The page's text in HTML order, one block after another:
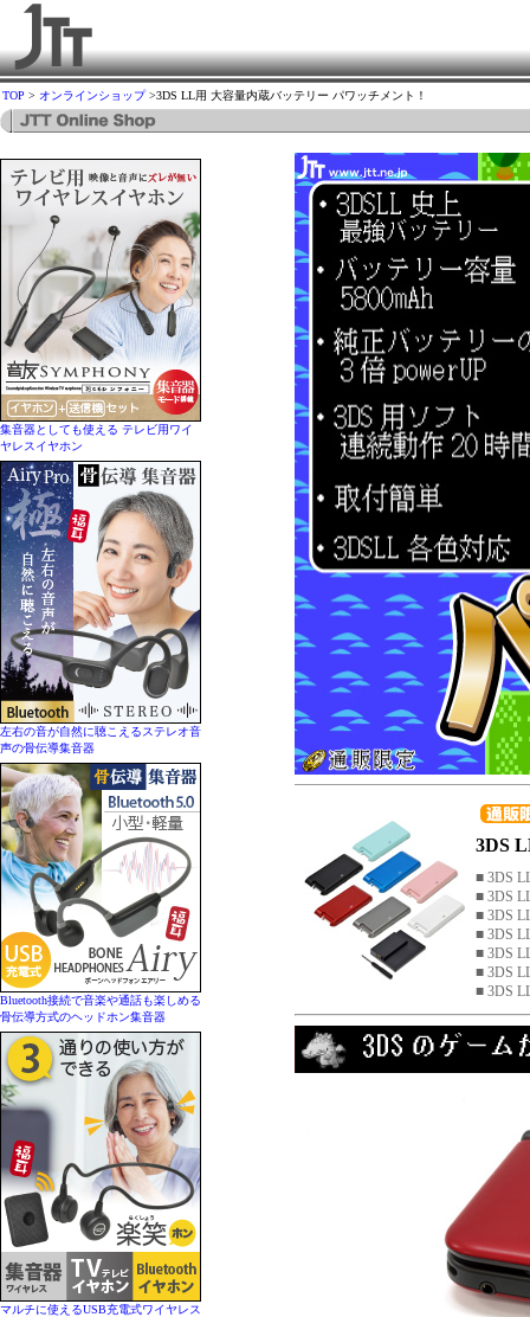
TOP > オンラインショップ>3DS LL用 大容量内蔵バッテリー パワッチメント！
集音器としても使える テレビ用ワイ
ヤレスイヤホン
左右の音が自然に聴こえるステレオ音
声の骨伝導集音器
Bluetooth接続で音楽や通話も楽しめる
骨伝導方式のヘッドホン集音器
マルチに使えるUSB充電式ワイヤレス
3DS
■ 3DS
■ 3DS
■ 3DS
■ 3DS
■ 3DS
■ 3DS
■ 3DS